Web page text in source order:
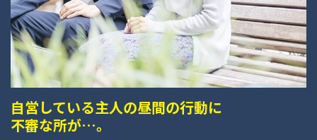
自営している主人の昼間の行動に
不審な所が…。